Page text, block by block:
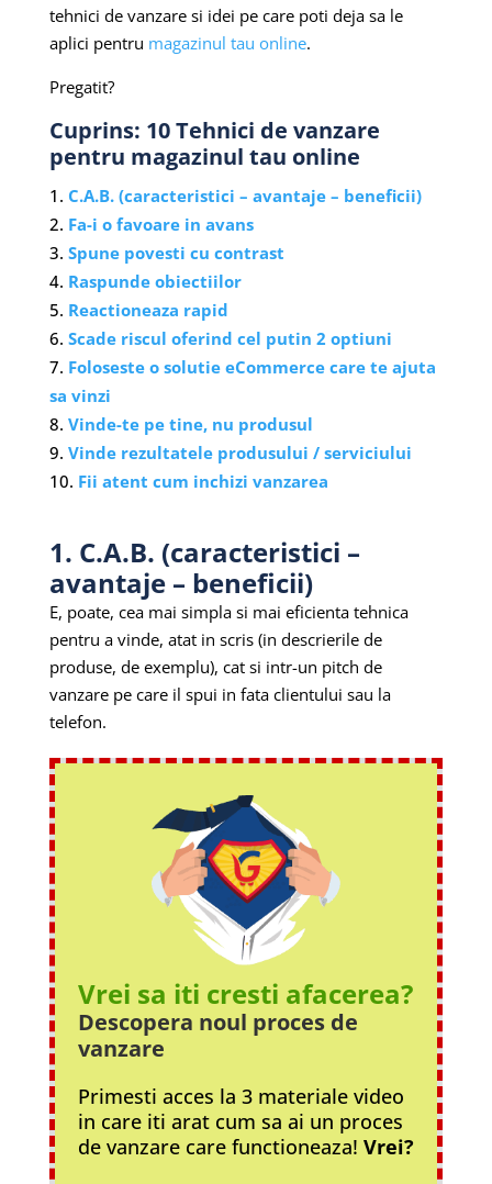
tehnici de vanzare si idei pe care poti deja sa le
aplici pentru magazinul tau online.
Pregatit?
Cuprins: 10 Tehnici de vanzare
pentru magazinul tau online
C.A.B. (caracteristici – avantaje – beneficii)
Fa-i o favoare in avans
Spune povesti cu contrast
Raspunde obiectiilor
Reactioneaza rapid
Scade riscul oferind cel putin 2 optiuni
Foloseste o solutie eCommerce care te ajuta
sa vinzi
Vinde-te pe tine, nu produsul
Vinde rezultatele produsului / serviciului
Fii atent cum inchizi vanzarea
1. C.A.B. (caracteristici –
avantaje – beneficii)
E, poate, cea mai simpla si mai eficienta tehnica
pentru a vinde, atat in scris (in descrierile de
produse, de exemplu), cat si intr-un pitch de
vanzare pe care il spui in fata clientului sau la
telefon.
Vrei sa iti cresti afacerea?
Descopera noul procesde
vanzare
Primesti acces la 3 materiale video
in care iti arat cum sa ai un proces
de vanzare care functioneaza! Vrei?